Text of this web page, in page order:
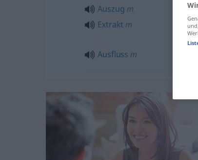
Auszug m
Extrakt m
Ausfluss m